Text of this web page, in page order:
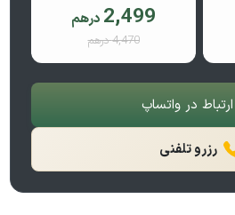
2,499 درهم
4,470 درهم
ارتباط در واتساپ
رزرو تلفنی